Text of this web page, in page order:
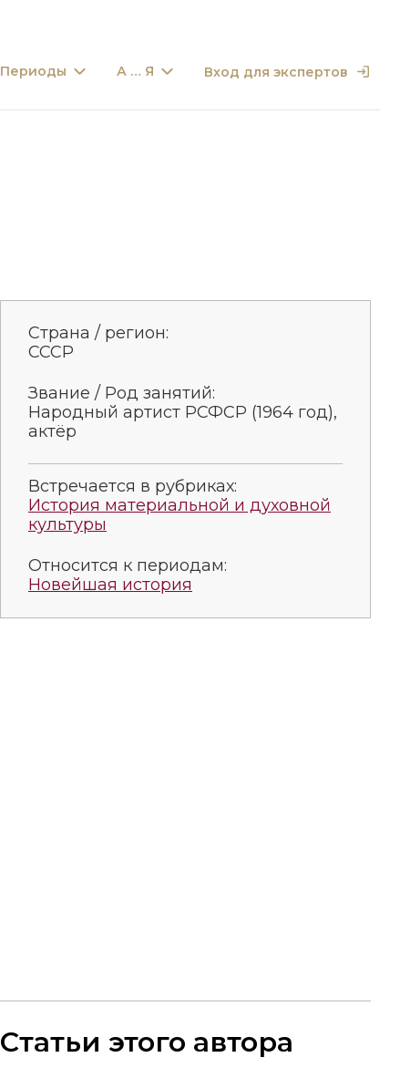
Периоды А … Я Вход для экспертов
Страна / регион:
СССР
Звание / Род занятий:
Народный артист РСФСР (1964 год),
актёр
Встречается в рубриках:
История материальной и духовной
культуры
Относится к периодам:
Новейшая история
Статьи этого автора